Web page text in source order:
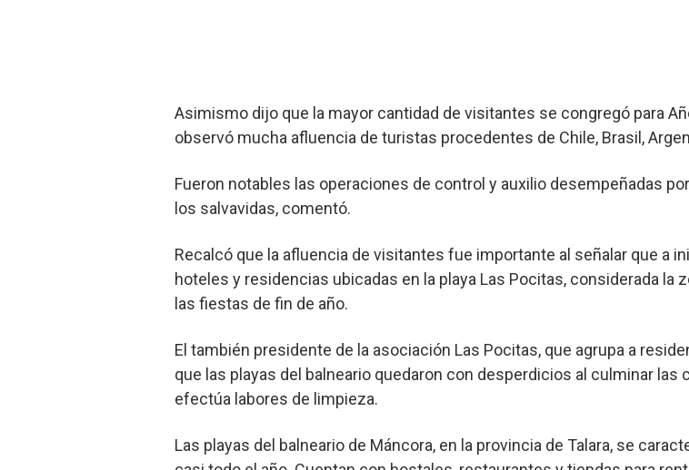
Asimismo dijo que la mayor cantidad de visitantes se congregó para
observó mucha afluencia de turistas procedentes de Chile, Brasil,
Fueron notables las operaciones de control y auxilio desempeñadas
los salvavidas, comentó.
Recalcó que la afluencia de visitantes fue importante al señalar que a
hoteles y residencias ubicadas en la playa Las Pocitas, considerada la
las fiestas de fin de año.
El también presidente de la asociación Las Pocitas, que agrupa a
que las playas del balneario quedaron con desperdicios al culminar las
efectúa labores de limpieza.
Las playas del balneario de Máncora, en la provincia de Talara, se